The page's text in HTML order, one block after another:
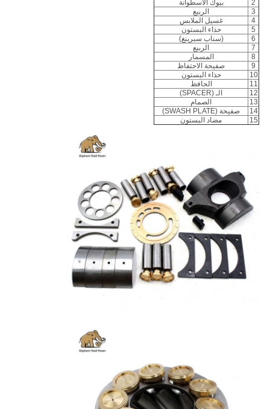
2
بيوك الأسطوانة
3
الربيع
4
غسيل الملابس
5
حذاء البستون
6
(سناب سبرينغ)
7
الربيع
8
المسمار
9
صفيحة الاحتفاظ
10
حذاء البستون
11
الحافظ
12
الـ (SPACER)
13
الصمام
14
صفيحة (SWASH PLATE)
15
مضاد البستون